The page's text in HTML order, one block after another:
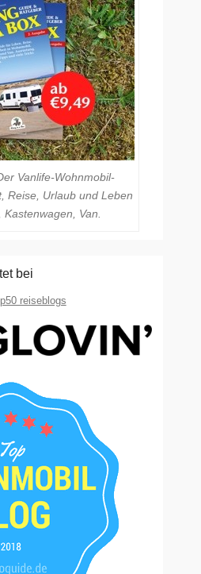
Vanlife-Wohnmobil-
Reise, Urlaub und Leben
Van.
bei